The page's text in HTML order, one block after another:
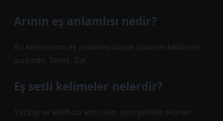
Arının eş anlamlısı nedir?
Arı kelimesinin eş anlamlısı olarak görünen kelimeler
şunlardır: Temiz. Saf.
Eş sesli kelimeler nelerdir?
Yazılışı ve telaffuzu aynı olan; aynı şekilde okunan